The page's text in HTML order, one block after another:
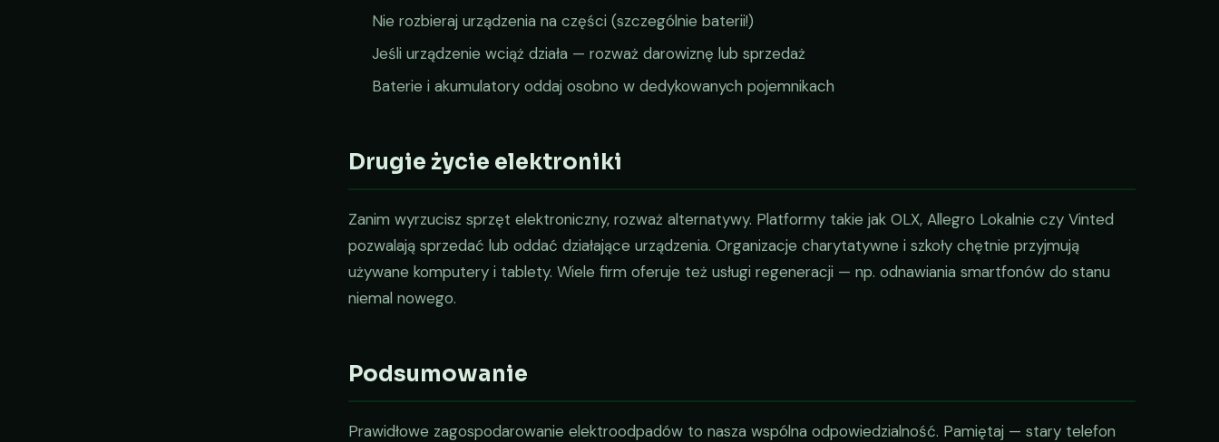
Nie rozbieraj urządzenia na części (szczególnie baterii!)
Jeśli urządzenie wciąż działa — rozważ darowiznę lub sprzedaż
Baterie i akumulatory oddaj osobno w dedykowanych pojemnikach
Drugie życie elektroniki
Zanim wyrzucisz sprzęt elektroniczny, rozważ alternatywy. Platformy takie jak OLX, Allegro Lokalnie czy Vinted
pozwalają sprzedać lub oddać działające urządzenia. Organizacje charytatywne i szkoły chętnie przyjmują
używane komputery i tablety. Wiele firm oferuje też usługi regeneracji — np. odnawiania smartfonów do stanu
niemal nowego.
Podsumowanie
Prawidłowe zagospodarowanie elektroodpadów to nasza wspólna odpowiedzialność. Pamiętaj — stary telefon